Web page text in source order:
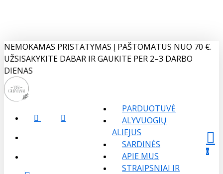
content
NEMOKAMAS PRISTATYMAS Į PAŠTOMATUS NUO 70 €.
UŽSISAKYKITE DABAR IR GAUKITE PER 2–3 DARBO
DIENAS
FACEBOOKINSTAGRAM
0
Menu
PARDUOTUVĖ
ALYVUOGIŲ
ALIEJUS
SARDINĖS
APIE MUS
STRAIPSNIAI IR